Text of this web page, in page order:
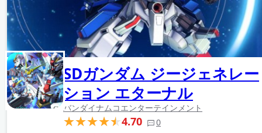
SDガンダム ジージェネレー
ション エターナル
バンダイナムコエンターテインメント
4.70 0